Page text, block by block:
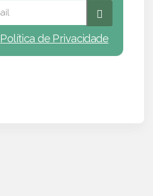
Política de Privacidade